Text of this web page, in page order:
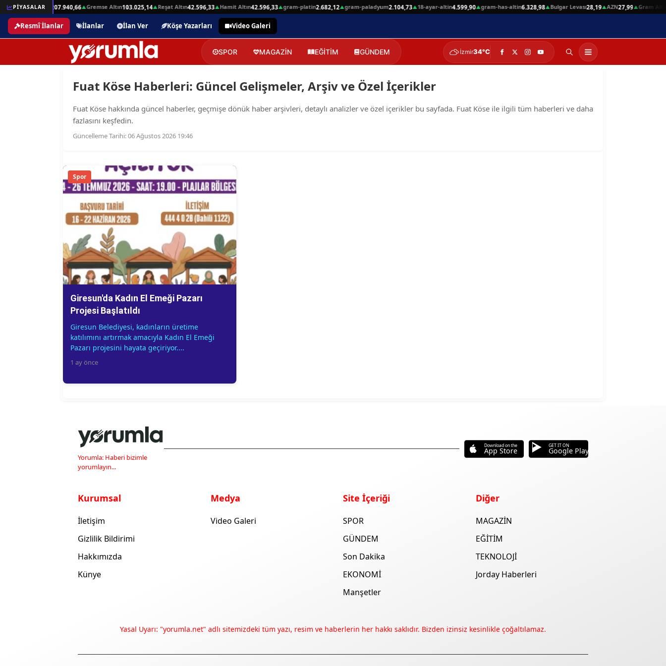
PİYASALAR
▲Beşli Altın 207.940,66▲Gremse Altın103.025,14▲Reşat Altın42.596,33▲Hamit Altın42.596,33▲gram-platin2.682,12▲gram-paladyum2.104,73▲18-ayar-altin4.599,90▲gram-has-altin6.328,98▲Bulgar Levası28,19▲AZN27,99▲Gram Altın
Resmî İlanlar İlanlar İlan Ver Köşe Yazarları Video Galeri
SPOR MAGAZİN EĞİTİM GÜNDEM İzmir34°C
Fuat Köse Haberleri: Güncel Gelişmeler, Arşiv ve Özel İçerikler
Fuat Köse hakkında güncel haberler, geçmişe dönük haber arşivleri, detaylı analizler ve özel içerikler bu sayfada. Fuat Köse ile ilgili tüm haberleri ve daha
fazlasını keşfedin.
Güncelleme Tarihi: 06 Ağustos 2026 19:46
Spor
Giresun'da Kadın El Emeği Pazarı
Projesi Başlatıldı
Giresun Belediyesi, kadınların üretime
katılımını artırmak amacıyla Kadın El Emeği
Pazarı projesini hayata geçiriyor....
1 ay önce
Yorumla: Haberi bizimle
yorumlayın...
Download on the
App Store
GET IT ON
Google Play
Kurumsal
İletişim
Gizlilik Bildirimi
Hakkımızda
Künye
Medya
Video Galeri
Site İçeriği
SPOR
GÜNDEM
Son Dakika
EKONOMİ
Manşetler
Diğer
MAGAZİN
EĞİTİM
TEKNOLOJİ
Jorday Haberleri
Yasal Uyarı: "yorumla.net" adlı sitemizdeki tüm yazı, resim ve haberlerin her hakkı saklıdır. Bizden izinsiz kesinlikle çoğaltılamaz.